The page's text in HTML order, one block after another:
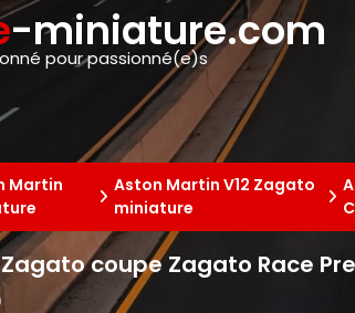
-miniature.com
pour passionné(e)s
Martin
Aston Martin V12 Zagato
miniature
coupe Zagato Race